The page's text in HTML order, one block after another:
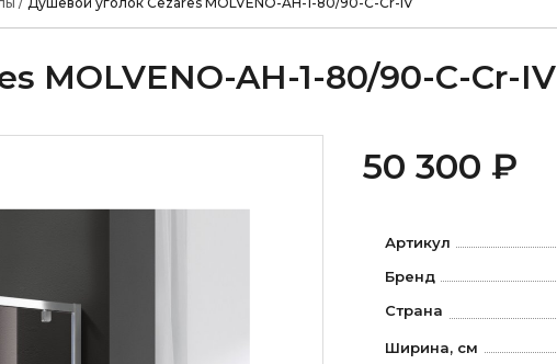
MOLVENO-AH-1-80/90-C-Cr-IV
50 300 ₽
Артикул
Бренд
Страна
Ширина, см